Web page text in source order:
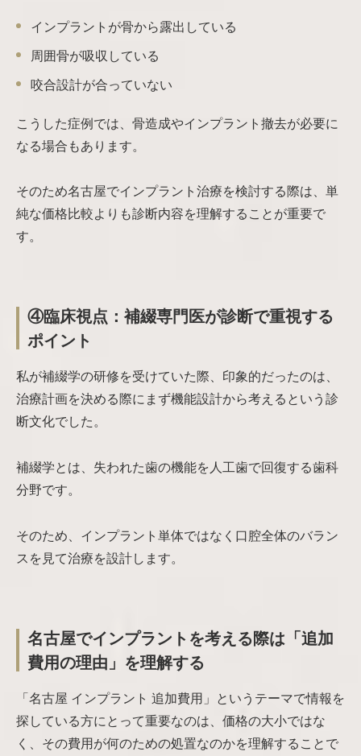
インプラントが骨から露出している
周囲骨が吸収している
咬合設計が合っていない
こうした症例では、骨造成やインプラント撤去が必要に
なる場合もあります。
そのため名古屋でインプラント治療を検討する際は、単
純な価格比較よりも診断内容を理解することが重要で
す。
④臨床視点：補綴専門医が診断で重視する
ポイント
私が補綴学の研修を受けていた際、印象的だったのは、
治療計画を決める際にまず機能設計から考えるという診
断文化でした。
補綴学とは、失われた歯の機能を人工歯で回復する歯科
分野です。
そのため、インプラント単体ではなく口腔全体のバラン
スを見て治療を設計します。
名古屋でインプラントを考える際は「追加
費用の理由」を理解する
「名古屋 インプラント 追加費用」というテーマで情報を
探している方にとって重要なのは、価格の大小ではな
く、その費用が何のための処置なのかを理解することで